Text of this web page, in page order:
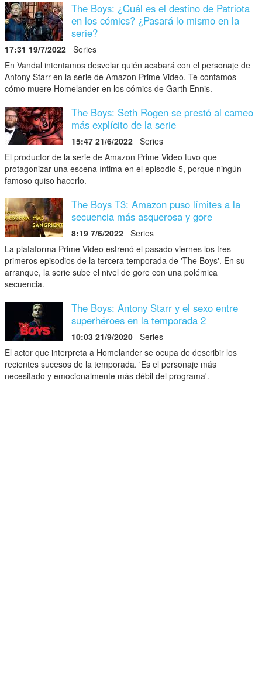
The Boys: ¿Cuál es el destino de Patriota
en los cómics? ¿Pasará lo mismo en la
serie?
17:31 19/7/2022 Series
En Vandal intentamos desvelar quién acabará con el personaje de
Antony Starr en la serie de Amazon Prime Video. Te contamos
cómo muere Homelander en los cómics de Garth Ennis.
The Boys: Seth Rogen se prestó al cameo
más explícito de la serie
15:47 21/6/2022 Series
El productor de la serie de Amazon Prime Video tuvo que
protagonizar una escena íntima en el episodio 5, porque ningún
famoso quiso hacerlo.
The Boys T3: Amazon puso límites a la
secuencia más asquerosa y gore
8:19 7/6/2022 Series
La plataforma Prime Video estrenó el pasado viernes los tres
primeros episodios de la tercera temporada de 'The Boys'. En su
arranque, la serie sube el nivel de gore con una polémica
secuencia.
The Boys: Antony Starr y el sexo entre
superhéroes en la temporada 2
10:03 21/9/2020 Series
El actor que interpreta a Homelander se ocupa de describir los
recientes sucesos de la temporada. 'Es el personaje más
necesitado y emocionalmente más débil del programa'.